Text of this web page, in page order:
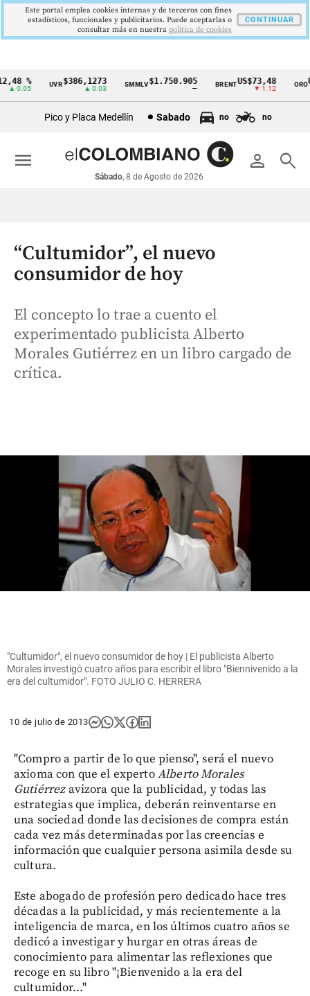
Cintillo
económicos
Colombia
%
0.05
UVR$386,1273
▲ 0.03
SMMLV$1.750.905 BRENTUS$73,48
▼ 1.12
ORO
Pico y Placa Medellín Sabado no no
person search
Sábado, 8 de Agosto de 2026
menu
“Cultumidor”, el nuevo
consumidor de hoy
El concepto lo trae a cuento el
experimentado publicista Alberto
Morales Gutiérrez en un libro cargado de
crítica.
"Cultumidor", el nuevo consumidor de hoy | El publicista Alberto
Morales investigó cuatro años para escribir el libro "Biennivenido a la
era del cultumidor". FOTO JULIO C. HERRERA
10 de julio de 2013
"Compro a partir de lo que pienso", será el nuevo
axioma con que el expertoAlberto Morales
Gutiérrezavizora que la publicidad, y todas las
estrategias que implica, deberán reinventarse en
una sociedad donde las decisiones de compra están
cada vez más determinadas por las creencias e
información que cualquier persona asimila desde su
cultura.
Este abogado de profesión pero dedicado hace tres
décadas a la publicidad, y más recientemente a la
inteligencia de marca, en los últimos cuatro años se
dedicó a investigar y hurgar en otras áreas de
conocimiento para alimentar las reflexiones que
recoge en su libro "¡Bienvenido a la era del
cultumidor…"
Este portal emplea cookies internas y de terceros con fines
estadísticos, funcionales y publicitarios. Puede aceptarlas o
consultar más en nuestra politica de cookies
CONTINUAR